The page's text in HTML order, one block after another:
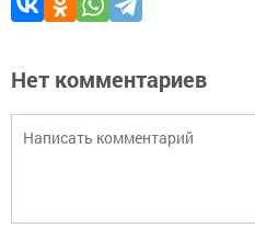
Нет комментариев